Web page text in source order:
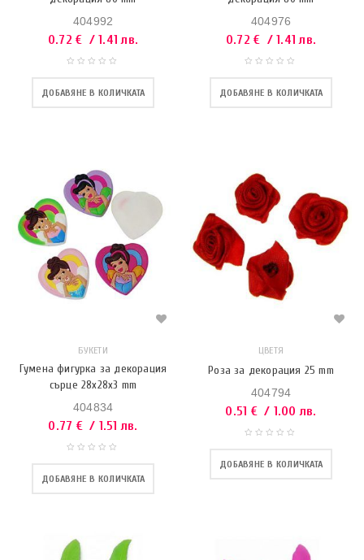
404992
0.72€ / 1.41 лв.
ДОБАВЯНЕ В КОЛИЧКАТА
404976
0.72€ / 1.41 лв.
ДОБАВЯНЕ В КОЛИЧКАТА
БУКЕТИ
Гумена фигурка за декорация
сърце 28x28x3 mm
404834
0.77 € / 1.51 лв.
ДОБАВЯНЕ В КОЛИЧКАТА
ЦВЕТЯ
Роза за декорация 25 mm
404794
0.51 € / 1.00 лв.
ДОБАВЯНЕ В КОЛИЧКАТА